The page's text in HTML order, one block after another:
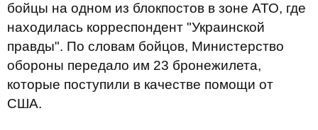
бойцы на одном из блокпостов в зоне АТО, где
находилась корреспондент "Украинской
правды". По словам бойцов, Министерство
обороны передало им 23 бронежилета,
которые поступили в качестве помощи от
США.